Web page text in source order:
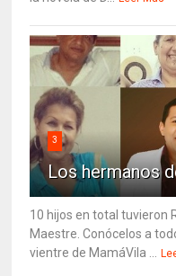
3
Los hermanos
10 hijos en total tuvieron
Maestre. Conócelos a
vientre de MamáVila ...